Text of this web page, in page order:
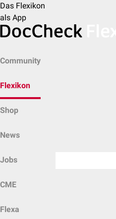
Das Flexikon
als App
Community
Flexikon
Shop
News
Jobs
CME
Flexa